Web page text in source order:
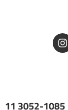
11 3052-1085